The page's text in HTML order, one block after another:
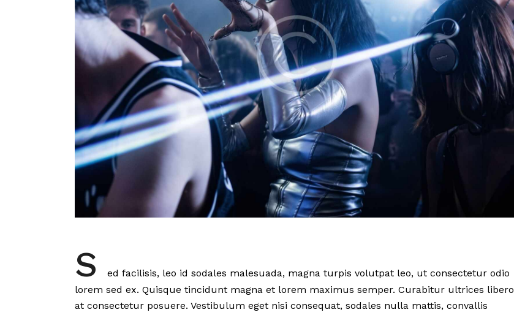
S
ed facilisis, leo id sodales malesuada, magna turpis volutpat leo, ut consectetur odio
lorem sed ex. Quisque tincidunt magna et lorem maximus semper. Curabitur ultrices libero
at consectetur posuere. Vestibulum eget nisi consequat, sodales nulla mattis, convallis